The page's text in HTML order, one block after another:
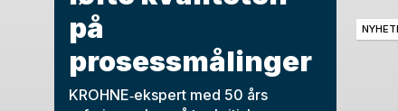
på
prosessmålinger
KROHNE‑ekspert med 50 års